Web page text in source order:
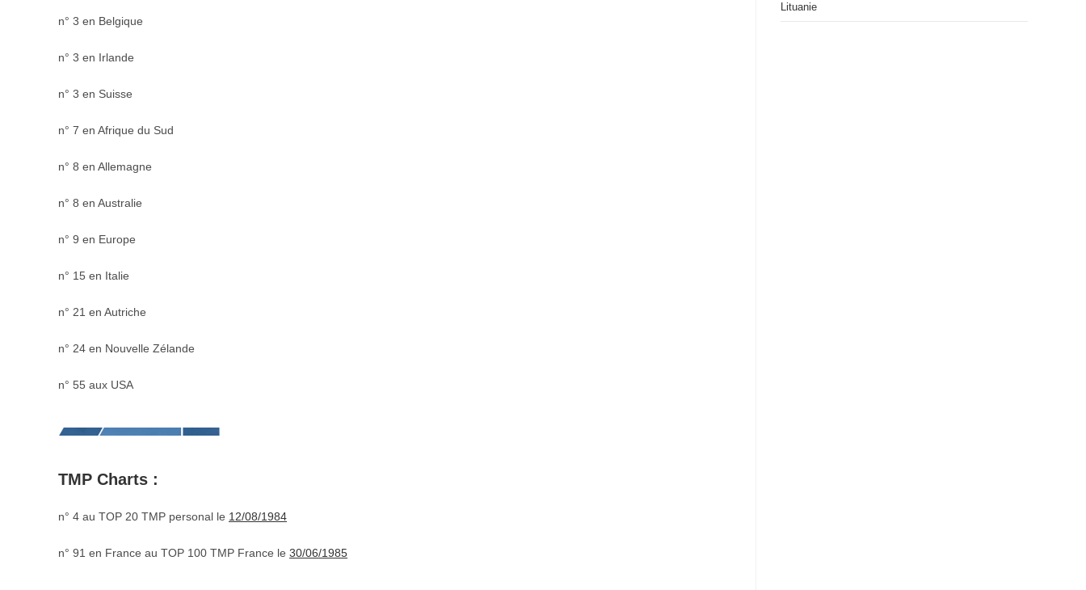
n° 3 en Belgique
n° 3 en Irlande
n° 3 en Suisse
n° 7 en Afrique du Sud
n° 8 en Allemagne
n° 8 en Australie
n° 9 en Europe
n° 15 en Italie
n° 21 en Autriche
n° 24 en Nouvelle Zélande
n° 55 aux USA
TMP Charts :
n° 4 au TOP 20 TMP personal le 12/08/1984
n° 91 en France au TOP 100 TMP France le 30/06/1985
Lituanie